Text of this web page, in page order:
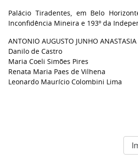
Palácio Tiradentes, em Belo
Inconfidência Mineira e 193º da
ANTONIO AUGUSTO JUNHO ANASTASIA
Danilo de Castro
Maria Coeli Simões Pires
Renata Maria Paes de Vilhena
Leonardo Maurício Colombini Lima